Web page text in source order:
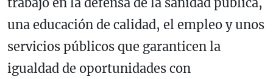
una educación de calidad, el empleo y unos
servicios públicos que garanticen la
igualdad de oportunidades con